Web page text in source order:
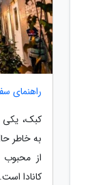
راهنمای
کبک، یکی
به خاطر
از
کانادا است.